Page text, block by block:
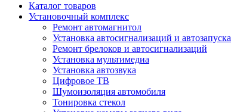
Каталог товаров
Установочный комплекс
Ремонт автомагнитол
Установка автосигнализаций и автозапуска
Ремонт брелоков и автосигнализаций
Установка мультимедиа
Установка автозвука
Цифровое ТВ
Шумоизоляция автомобиля
Тонировка стекол